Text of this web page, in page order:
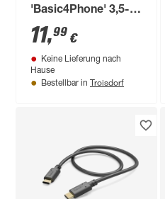
'Basic4Phone' 3,5-
mm-Klinkenstecker
11,99 €
Keine Lieferung nach
Hause
Bestellbar in Troisdorf